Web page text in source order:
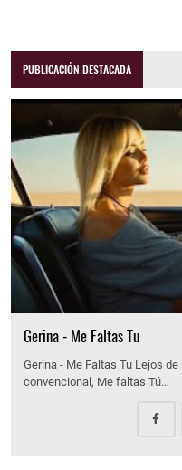
PUBLICACIÓN DESTACADA
Gerina - Me Faltas Tu
Gerina - Me Faltas Tu Lejos
convencional, Me faltas Tú…